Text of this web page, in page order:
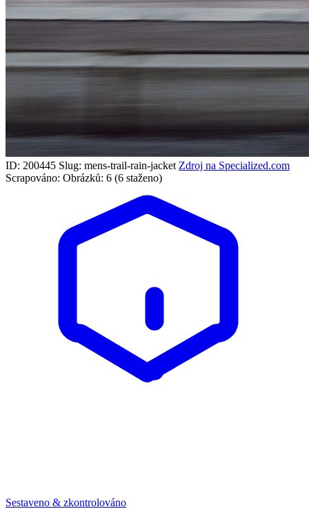
ID: 200445 Slug: mens-trail-rain-jacket Zdroj na Specialized.com
Scrapováno: Obrázků: 6 (6 staženo)
Sestaveno & zkontrolováno